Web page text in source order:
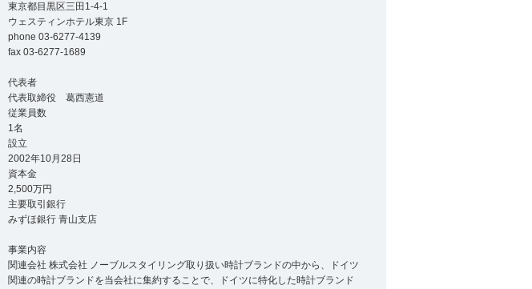
東京都目黒区三田1-4-1
ウェスティンホテル東京 1F
phone 03-6277-4139
fax 03-6277-1689
代表者
代表取締役 葛西憲道
従業員数
1名
設立
2002年10月28日
資本金
2,500万円
主要取引銀行
みずほ銀行 青山支店
事業内容
関連会社 株式会社 ノーブルスタイリング取り扱い時計ブランドの中から、ドイツ
関連の時計ブランドを当会社に集約することで、ドイツに特化した時計ブランド